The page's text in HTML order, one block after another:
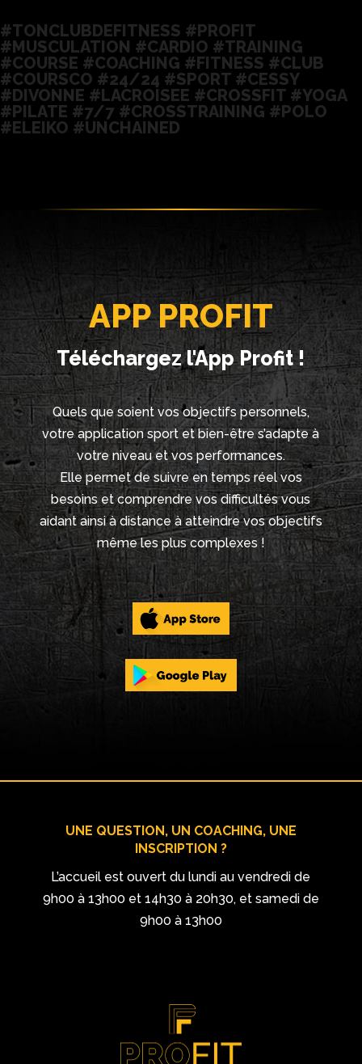
#TONCLUBDEFITNESS #PROFIT
#MUSCULATION #CARDIO #TRAINING
#COURSE #COACHING #FITNESS #CLUB
#COURSCO #24/24 #SPORT #CESSY
#DIVONNE #LACROISEE #CROSSFIT #YOGA
#PILATE #7/7 #CROSSTRAINING #POLO
#ELEIKO #UNCHAINED
APP PROFIT
Téléchargez l'App Profit !
Quels que soient vos objectifs personnels,
votre application sport et bien-être s’adapte à
votre niveau et vos performances.
Elle permet de suivre en temps réel vos
besoins et comprendre vos difficultés vous
aidant ainsi à distance à atteindre vos objectifs
même les plus complexes !
UNE QUESTION, UN COACHING, UNE
INSCRIPTION ?
L’accueil est ouvert du lundi au vendredi de
9h00 à 13h00 et 14h30 à 20h30, et samedi de
9h00 à 13h00